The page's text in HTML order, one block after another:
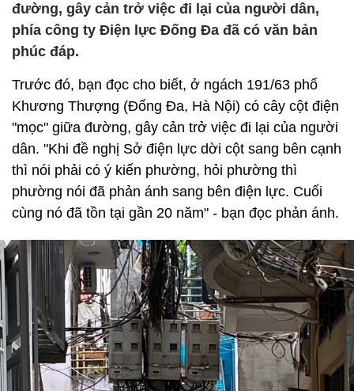
đường, gây cản trở việc đi lại của người dân,
phía công ty Điện lực Đống Đa đã có văn bản
phúc đáp.
Trước đó, bạn đọc cho biết, ở ngách 191/63 phố
Khương Thượng (Đống Đa, Hà Nội) có cây cột điện
"mọc" giữa đường, gây cản trở việc đi lại của người
dân. "Khi đề nghị Sở điện lực dời cột sang bên cạnh
thì nói phải có ý kiến phường, hỏi phường thì
phường nói đã phản ánh sang bên điện lực. Cuối
cùng nó đã tồn tại gần 20 năm" - bạn đọc phản ánh.